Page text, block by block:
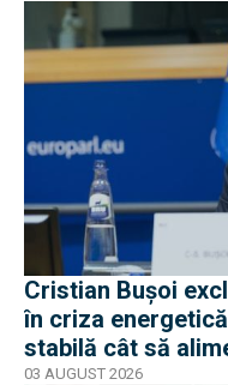
Cristian Bușoi
în criza
stabilă cât să
03 AUGUST 2026